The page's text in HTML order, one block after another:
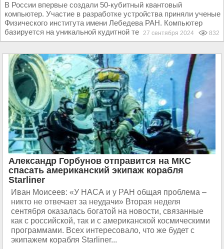
В России впервые создали 50-кубитный квантовый
компьютер. Участие в разработке устройства приняли ученые
Физического института имени Лебедева РАН. Компьютер
базируется на уникальной кудитной технологии и...
27 сентября 2024 832
Александр Горбунов отправится на МКС
спасать американский экипаж корабля
Starliner
Иван Моисеев: «У НАСА и у РАН общая проблема –
никто не отвечает за неудачи» Вторая неделя
сентября оказалась богатой на новости, связанные
как с российской, так и с американской космическими
программами. Всех интересовало, что же будет с
экипажем корабля Starliner...